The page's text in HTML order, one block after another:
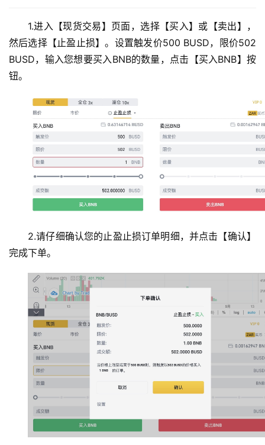
1.进入【现货交易】页面，选择【买入】或【卖出】，
然后选择【止盈止损】。设置触发价500 BUSD，限价502
BUSD，输入您想要买入BNB的数量，点击【买入BNB】按
钮。
2.请仔细确认您的止盈止损订单明细，并点击【确认】
完成下单。